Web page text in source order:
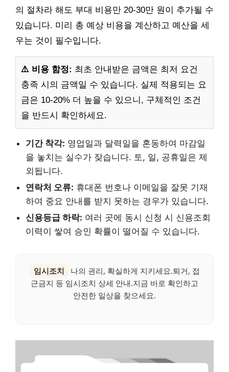
의 절차라 해도 부대 비용만 20-30만 원이 추가될 수
있습니다. 미리 총 예상 비용을 계산하고 예산을 세
우는 것이 필수입니다.
⚠️ 비용 함정: 최초 안내받은 금액은 최저 요건
충족 시의 금액일 수 있습니다. 실제 적용되는 요
금은 10-20% 더 높을 수 있으니, 구체적인 조건
을 반드시 확인하세요.
기간 착각: 영업일과 달력일을 혼동하여 마감일
을 놓치는 실수가 잦습니다. 토, 일, 공휴일은 제
외됩니다.
연락처 오류: 휴대폰 번호나 이메일을 잘못 기재
하여 중요 안내를 받지 못하는 경우가 있습니다.
신용등급 하락: 여러 곳에 동시 신청 시 신용조회
이력이 쌓여 승인 확률이 떨어질 수 있습니다.
임시조치
나의 권리, 확실하게 지키세요.퇴거, 접
근금지 등 임시조치 상세 안내.지금 바로 확인하고
안전한 일상을 찾으세요.